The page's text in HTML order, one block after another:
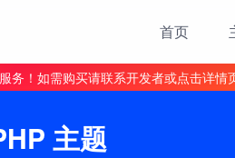
首页
！如需购买请联系开发者或点击详情
主题